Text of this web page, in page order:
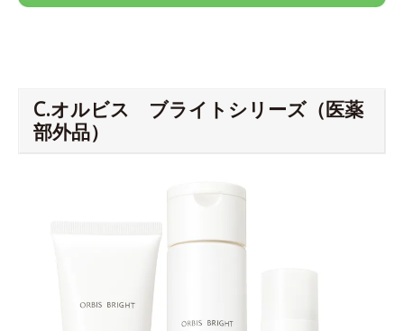
C.オルビス ブライトシリーズ（医薬
部外品）